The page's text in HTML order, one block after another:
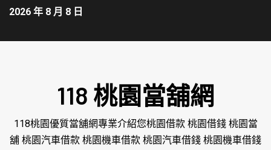
2026 年 8 月 8 日
118 桃園當舖網
118桃園優質當舖網專業介紹您桃園借款 桃園借錢 桃園當
舖 桃園汽車借款 桃園機車借款 桃園汽車借錢 桃園機車借錢